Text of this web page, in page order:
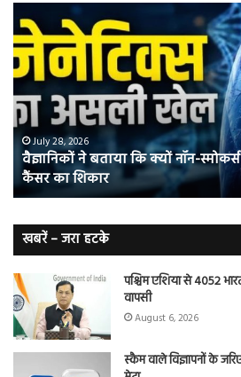
ने
बताया
कि
क्यों
नॉन-
स्मोकर्स
भी
जाते
हैं
कैंसर का
शिकार
July 28, 2026
वैज्ञानिकों ने बताया कि क्यों नॉन-
कैंसर का शिकार
खबरें – जरा हटके
पश्चिम एशिया से 4052
वापसी
August 6, 2026
स्कैम वाले विज्ञापनों के